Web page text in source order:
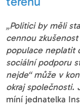
„Politici by měli
cennou
populace neplatit
sociální podporu
nejde“ může v
okraj společnosti.
míní jednatelka